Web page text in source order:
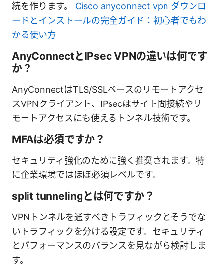
続を作ります。 Cisco anyconnect vpn ダウンロ
ードとインストールの完全ガイド：初心者でもわ
かる使い方
AnyConnectとIPsec VPNの違いは何です
か？
AnyConnectはTLS/SSLベースのリモートアクセ
スVPNクライアント、IPsecはサイト間接続やリ
モートアクセスにも使えるトンネル技術です。
MFAは必須ですか？
セキュリティ強化のために強く推奨されます。特
に企業環境ではほぼ必須レベルです。
split tunnelingとは何ですか？
VPNトンネルを通すべきトラフィックとそうでな
いトラフィックを分ける設定です。セキュリティ
とパフォーマンスのバランスを見ながら検討しま
す。